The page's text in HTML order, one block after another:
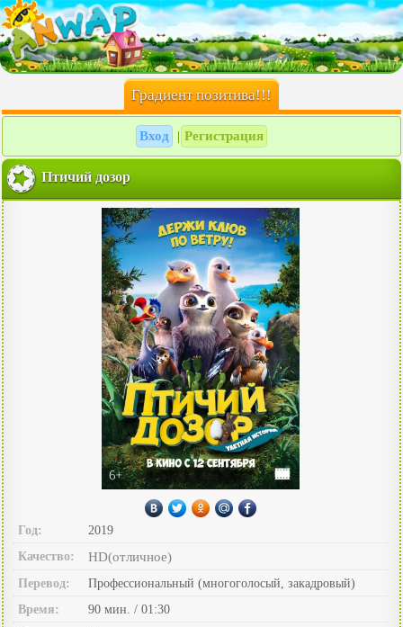
Градиент позитива!!!
Вход Регистрация
Птичий дозор
Год:
2019
Качество:
HD(отличное)
Перевод:
Профессиональный (многоголосый, закадровый)
Время:
90 мин. / 01:30